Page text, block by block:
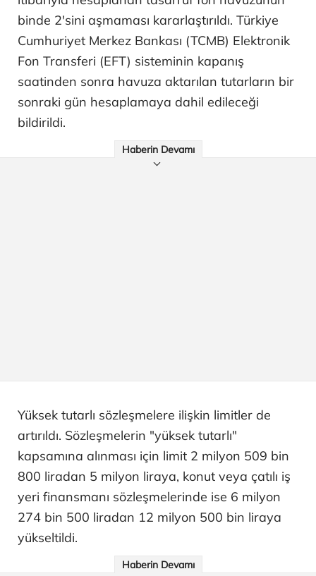
binde 2'sini aşmaması kararlaştırıldı. Türkiye
Cumhuriyet Merkez Bankası (TCMB) Elektronik
Fon Transferi (EFT) sisteminin kapanış
saatinden sonra havuza aktarılan tutarların bir
sonraki gün hesaplamaya dahil edileceği
bildirildi.
Haberin Devamı
Yüksek tutarlı sözleşmelere ilişkin limitler de
artırıldı. Sözleşmelerin "yüksek tutarlı"
kapsamına alınması için limit 2 milyon 509 bin
800 liradan 5 milyon liraya, konut veya çatılı iş
yeri finansmanı sözleşmelerinde ise 6 milyon
274 bin 500 liradan 12 milyon 500 bin liraya
yükseltildi.
Haberin Devamı